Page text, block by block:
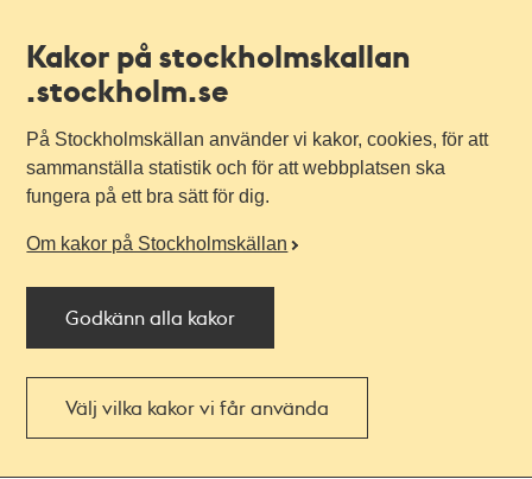
Kakor på stockholmskallan
.stockholm.se
På Stockholmskällan använder vi kakor, cookies, för att
sammanställa statistik och för att webbplatsen ska
fungera på ett bra sätt för dig.
Om kakor på Stockholmskällan
Godkänn alla kakor
Välj vilka kakor vi får använda